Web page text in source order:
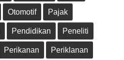
Otomotif Pajak
Pendidikan Peneliti
Perikanan Periklanan